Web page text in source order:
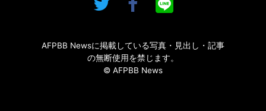
AFPBB Newsに掲載している写真・見出し・記事
の無断使用を禁じます。
© AFPBB News